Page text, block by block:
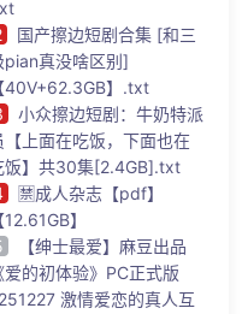
国产擦边短剧合集 [和三
pian真没啥区别]
40V+62.3GB】.txt
小众擦边短剧：牛奶特派
【上面在吃饭，下面也在
饭】共30集[2.4GB].txt
🈲成人杂志【pdf】
12.61GB】
【绅士最爱】麻豆出品
爱的初体验》PC正式版
激情爱恋的真人互